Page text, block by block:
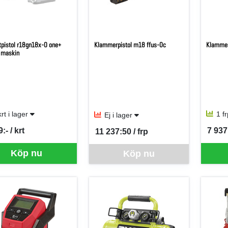
r18gn18x-0 one+
i lager
Köp nu
/ krt
KRT
Klammerpistol m18 ffus-0c
Ej i lager
Köp nu
11 237:50 / frp
SEK per FRP
1
7
SEK